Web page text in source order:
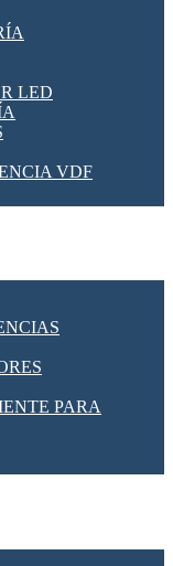
LED
VDF
PARA